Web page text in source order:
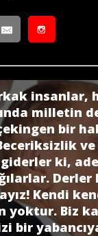
insanlar,
milletin
bir
ki,
Derler
Kendi
yoktur. Biz
bir